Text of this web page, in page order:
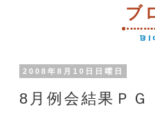
ブ
2008年8月10日日曜日
8月例会結果ＰＧ